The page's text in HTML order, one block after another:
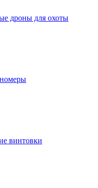
дроны для охоты
винтовки